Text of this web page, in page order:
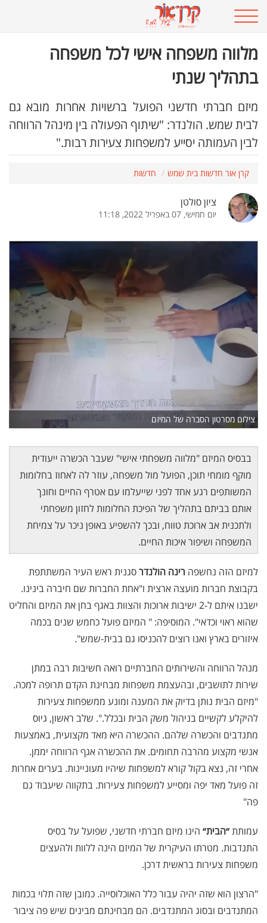
מלווה משפחה אישי לכל משפחה
בתהליך שנתי
מיזם חברתי חדשני הפועל ברשויות אחרות מובא גם
לבית שמש. הולנדר: "שיתוף הפעולה בין מינהל הרווחה
לבין העמותה יסייע למשפחות צעירות רבות."
קרן אור חדשות בית שמש חדשות
ציון סולטן
יום חמישי, 07 באפריל 2022, 11:18
צילום מסרטון הסברה של המיזם
בבסיס המיזם "מלווה משפחתי אישי" שעבר הכשרה ייעודית
מוקף מומחי תוכן, הפועל מול משפחה, עוזר לה לאחוז בחלומות
המשותפים רגע אחד לפני שייעלמו עם אטרף החיים וחונך
אותם בביתם בתהליך של הפיכת החלומות לחזון משפחתי
ולתכנית אב ארוכת טווח, ובכך להשפיע באופן ניכר על צמיחת
המשפחה ושיפור איכות החיים.
למיזם הזה נחשפה רינה הולנדרסגנית ראש העיר המשתתפת
בקבוצת חברות מועצה ארצית ו"אחת החברות שם חיברה בינינו.
ישבנו איתם ל-2 ישיבות ארוכות והצוות באגף בחן את המיזם והחליט
שהוא ראוי וכדאי". המוסיפה: " המיזם פועל כחמש שנים בכמה
איזורים בארץ ואנו רוצים להכניסו גם בבית-שמש".
מנהל הרווחה והשירותים החברתיים רואה חשיבות רבה במתן
שירות לתושבים, ובהעצמת משפחות מבחינת הקדם תרופה למכה.
"מיזם הבית נותן בדיוק את המענה ומונע ממשפחות צעירות
להיקלע לקשיים בניהול משק הבית ובכלל.". שלב ראשון, גיוס
מתנדבים והכשרה שלהם. ההכשרה היא מאד מקצועית, באמצעות
אנשי מקצוע מהרבה תחומים. את ההכשרה אגף הרווחה יממן.
אחרי זה, נצא בקול קורא למשפחות שיהיו מעוניינות. בערים אחרות
זה פועל מאד יפה ומסייע למשפחות צעירות. בתקווה שיעבוד גם
פה"
עמותת״הבית״ הינו מיזם חברתי חדשני, שפועל על בסיס
התנדבות. מטרתו העיקרית של המיזם הינה ללוות ולהעצים
משפחות צעירות בראשית דרכן.
"הרצון הוא שזה יהיה עבור כלל האוכלוסייה. כמובן שזה תלוי בכמות
המתנדבים ובסוג המתנדבים. הם מבחינתם מבינים שיש פה ציבור